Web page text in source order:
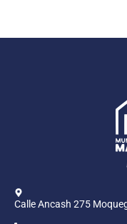
Calle Ancash 275